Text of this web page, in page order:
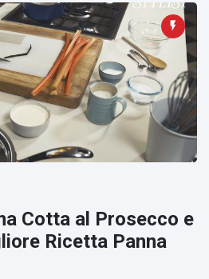
ad
28
Cotta al Prosecco e
Ricetta Panna